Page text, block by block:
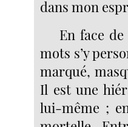
dans mon
En face
mots s’y
marqué,
Il est une
lui-même ;